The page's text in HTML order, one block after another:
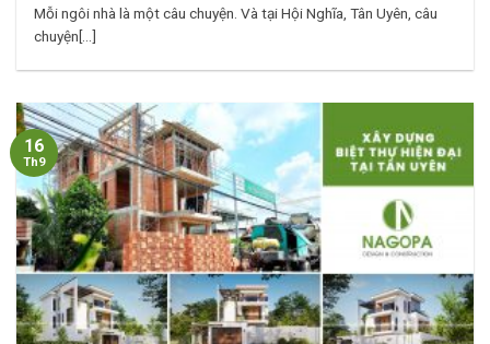
Mỗi ngôi nhà là một câu chuyện. Và tại Hội Nghĩa, Tân Uyên, câu
chuyện[...]
16
Th9